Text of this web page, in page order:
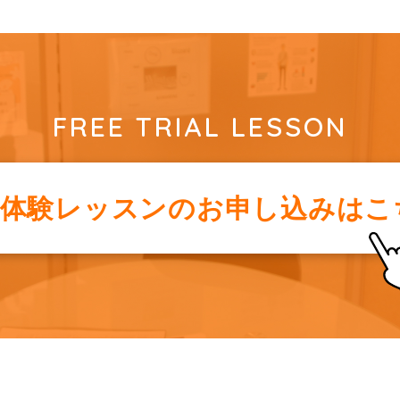
FREE TRIAL LESSON
験レッスンのお申し込みは